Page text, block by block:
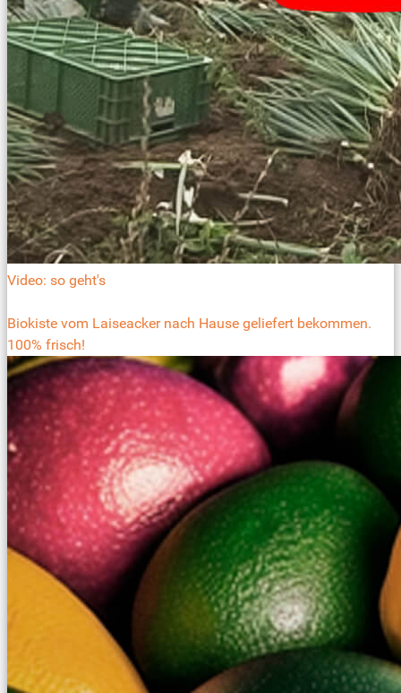
Video: so geht's
Biokiste vom Laiseacker nach Hause geliefert bekommen.
100% frisch!